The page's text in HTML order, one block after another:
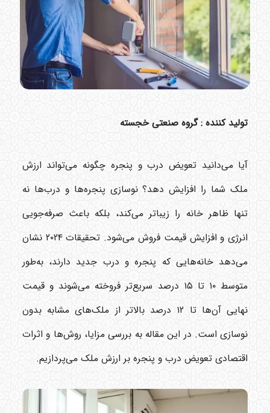
تولید کننده : گروه صنعتی خجسته
آیا می‌دانید تعویض درب و پنجره چگونه می‌تواند ارزش
ملک شما را افزایش دهد؟ نوسازی پنجره‌ها و درب‌ها نه
تنها ظاهر خانه را زیباتر می‌کند، بلکه باعث صرفه‌جویی
انرژی و افزایش قیمت فروش می‌شود. تحقیقات ۲۰۲۴ نشان
می‌دهد خانه‌هایی که پنجره و درب جدید دارند، به‌طور
متوسط ۱۰ تا ۱۵ درصد سریع‌تر فروخته می‌شوند و قیمت
نهایی آن‌ها تا ۱۲ درصد بالاتر از ملک‌های مشابه بدون
نوسازی است. در این مقاله به بررسی مزایا، روش‌ها و اثرات
اقتصادی تعویض درب و پنجره بر ارزش ملک می‌پردازیم.